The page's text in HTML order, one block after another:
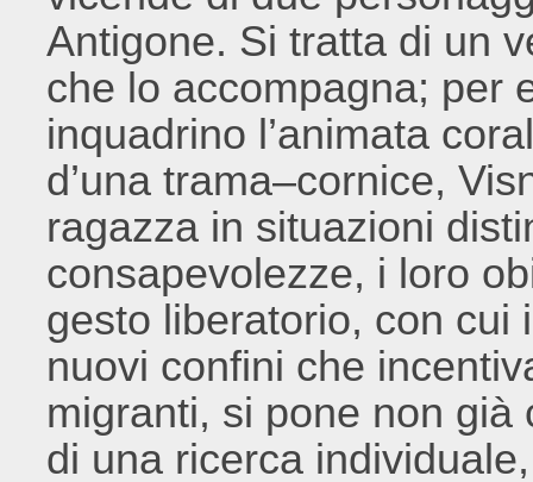
Antigone. Si tratta di un
che lo accompagna; per
inquadrino l’animata
d’una trama–cornice,
ragazza in situazioni
consapevolezze, i loro
gesto liberatorio, con cui
nuovi confini che
migranti, si pone non
di una ricerca